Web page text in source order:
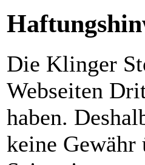
Die Klinger
Webseiten
haben.
keine